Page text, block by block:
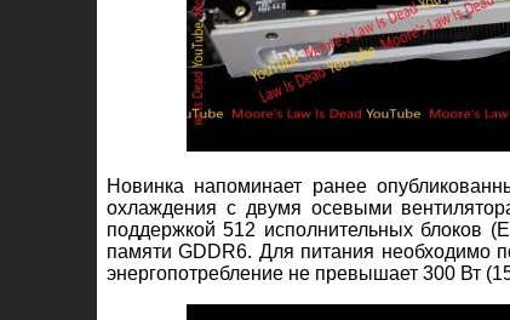
Новинка напоминает ранее
охлаждения с двумя осевыми
поддержкой 512 исполнительных блоков
памяти GDDR6. Для питания необходимо
энергопотребление не превышает 300 Вт